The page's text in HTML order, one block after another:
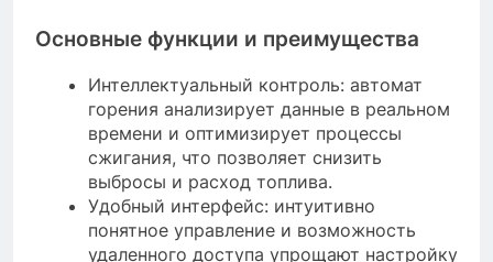
Основные функции и преимущества
Интеллектуальный контроль: автомат
горения анализирует данные в реальном
времени и оптимизирует процессы
сжигания, что позволяет снизить
выбросы и расход топлива.
Удобный интерфейс: интуитивно
понятное управление и возможность
удаленного доступа упрощают настройку